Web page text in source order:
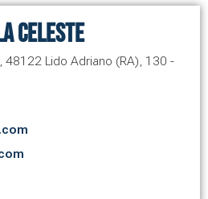
Celeste
48122 Lido Adriano (RA), 130 -